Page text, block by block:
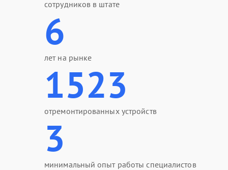
сотрудников в штате
6
лет на рынке
1523
отремонтированных устройств
3
минимальный опыт работы специалистов